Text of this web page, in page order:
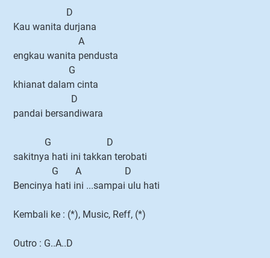
D
Kau wanita durjana
A
engkau wanita pendusta
G
khianat dalam cinta
D
pandai bersandiwara
G D
sakitnya hati ini takkan terobati
G A D
Bencinya hati ini ...sampai ulu hati
Kembali ke : (*), Music, Reff, (*)
Outro : G..A..D